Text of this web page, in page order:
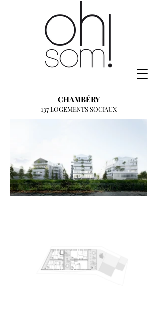
CHAMBÉRY
137 LOGEMENTS SOCIAUX